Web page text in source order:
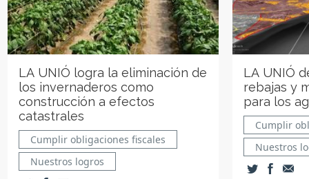
LA UNIÓ logra la eliminación de
los invernaderos como
construcción a efectos
catastrales
Cumplir obligaciones fiscales
Nuestros logros
LA UNIÓ
rebajas y
para los
Cumplir
Nuestros